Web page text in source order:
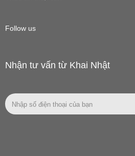
Follow us
Nhận tư vấn từ Khai Nhật